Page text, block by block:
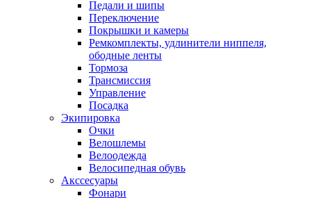
Педали и шипы
Переключение
Покрышки и камеры
Ремкомплекты, удлинители ниппеля,
ободные ленты
Тормоза
Трансмиссия
Управление
Посадка
Экипировка
Очки
Велошлемы
Велоодежда
Велосипедная обувь
Акссесуары
Фонари